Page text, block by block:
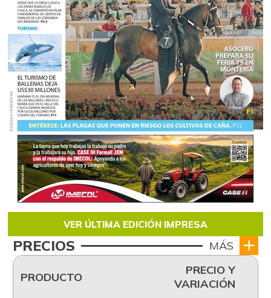
VER ÚLTIMA EDICIÓN IMPRESA
PRECIOS MÁS
PRODUCTO
PRECIO Y
VARIACIÓN